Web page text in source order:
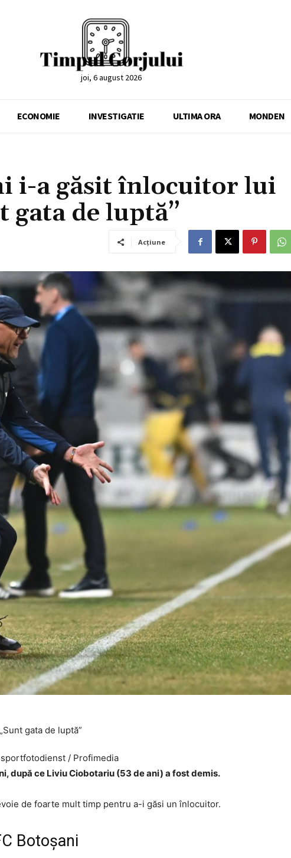
joi, 6 august 2026
ECONOMIE INVESTIGATIE ULTIMA ORA MONDEN
i-a găsit înlocuitor lui
de luptă”
Acțiune
sportfotodienst / Profimedia
după ce Liviu Ciobotariu (53 de ani) a fost demis.
de foarte mult timp pentru a-i găsi un înlocuitor.
Botoșani